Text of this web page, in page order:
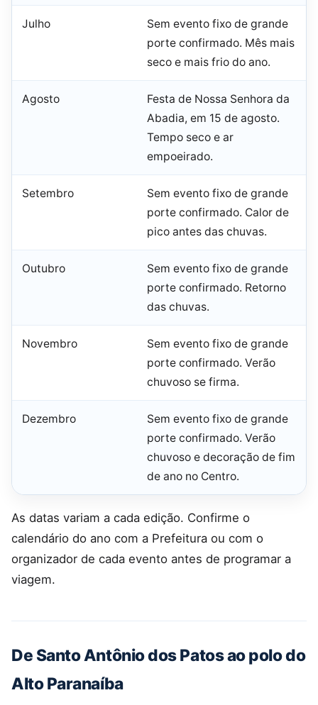
Julho
Sem evento fixo de grande
porte confirmado. Mês mais
seco e mais frio do ano.
Agosto
Festa de Nossa Senhora da
Abadia, em 15 de agosto.
Tempo seco e ar
empoeirado.
Setembro
Sem evento fixo de grande
porte confirmado. Calor de
pico antes das chuvas.
Outubro
Sem evento fixo de grande
porte confirmado. Retorno
das chuvas.
Novembro
Sem evento fixo de grande
porte confirmado. Verão
chuvoso se firma.
Dezembro
Sem evento fixo de grande
porte confirmado. Verão
chuvoso e decoração de fim
de ano no Centro.
As datas variam a cada edição. Confirme o
calendário do ano com a Prefeitura ou com o
organizador de cada evento antes de programar a
viagem.
De Santo Antônio dos Patos ao polo do
Alto Paranaíba